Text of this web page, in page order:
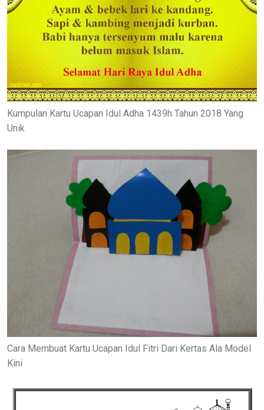
Kumpulan Kartu Ucapan Idul Adha 1439h Tahun 2018 Yang
Unik
Cara Membuat Kartu Ucapan Idul Fitri Dari Kertas Ala Model
Kini